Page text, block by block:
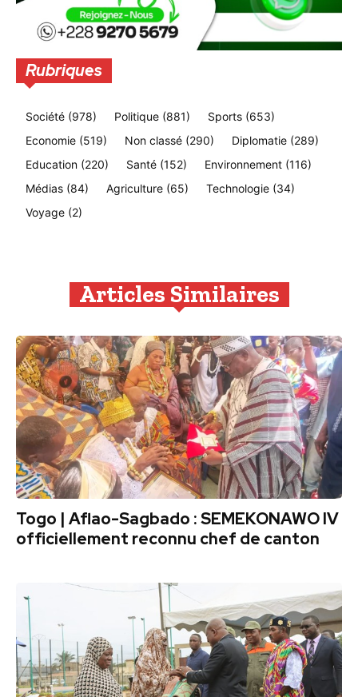
Rubriques
Société (978) Politique (881) Sports (653)
Economie (519) Non classé (290) Diplomatie (289)
Education (220) Santé (152) Environnement (116)
Médias (84) Agriculture (65) Technologie (34)
Voyage (2)
Articles Similaires
Togo | Aflao-Sagbado : SEMEKONAWO IV
officiellement reconnu chef de canton